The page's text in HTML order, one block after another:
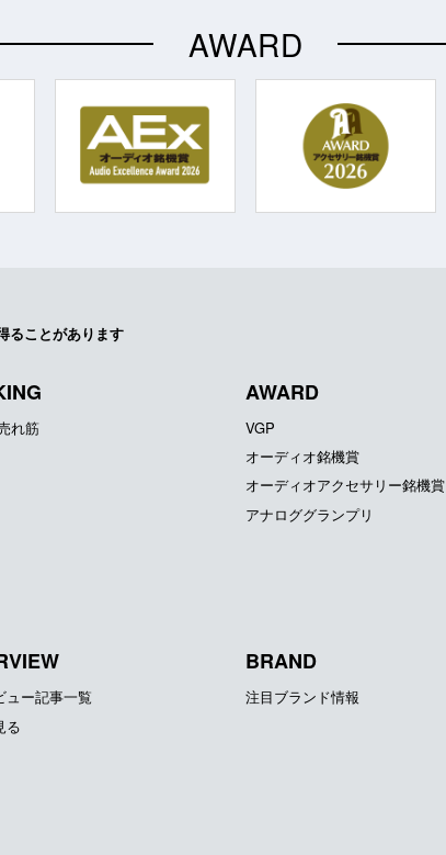
AWARD
ることがあります
れ筋
AWARD
VGP
オーディオ銘機賞
オーディオアクセサリー銘機賞
アナロググランプリ
ュー記事一覧
る
BRAND
注目ブランド情報